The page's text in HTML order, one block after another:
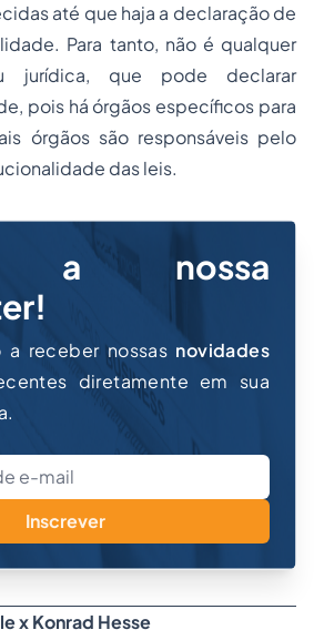
até que haja a declaração de
Para tanto, não é qualquer
jurídica, que pode declarar
pois há órgãos específicos para
órgãos são responsáveis pelo
das leis.
a nossa
a receber nossas novidades
diretamente em sua
Inscrever
x Konrad Hesse